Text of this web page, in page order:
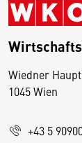
Wiedner
1045 Wien
+43 5
D
s